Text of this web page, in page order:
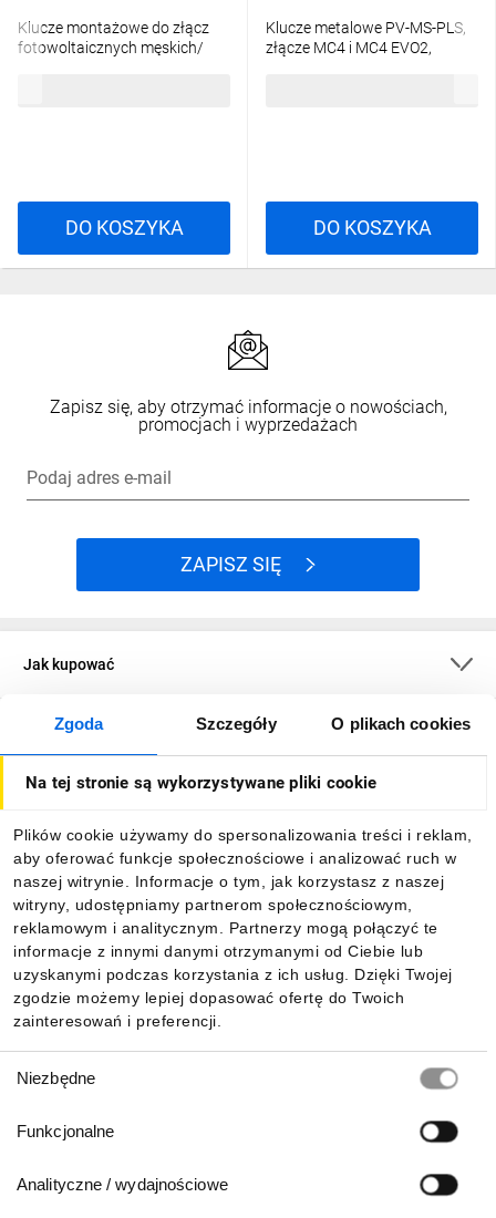
Zgoda Szczegóły O plikach cookies
Na tej stronie są wykorzystywane pliki cookie
Plików cookie używamy do spersonalizowania treści i reklam,
aby oferować funkcje społecznościowe i analizować ruch w
naszej witrynie. Informacje o tym, jak korzystasz z naszej
witryny, udostępniamy partnerom społecznościowym,
reklamowym i analitycznym. Partnerzy mogą połączyć te
informacje z innymi danymi otrzymanymi od Ciebie lub
uzyskanymi podczas korzystania z ich usług. Dzięki Twojej
zgodzie możemy lepiej dopasować ofertę do Twoich
zainteresowań i preferencji.
zgody
Niezbędne
Funkcjonalne
Analityczne / wydajnościowe
Klucze montażowe do złącz
fotowoltaicznych męskich/
DO KOSZYKA
Klucze metalowe PV-MS-PLS,
złącze MC4 i MC4 EVO2,
DO KOSZYKA
Zapisz się, aby otrzymać informacje o nowościach,
promocjach i wyprzedażach
Podaj adres e-mail
ZAPISZ SIĘ
Jak kupować
O firmie
Informacje
Pobierz naszą aplikację mobilną: